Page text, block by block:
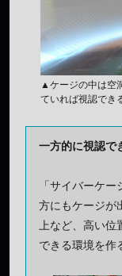
▲ケージの中は空
ていれば視認でき
一方的に視認で
「サイバーケ
方にもケージが
上など、高い
できる環境を作